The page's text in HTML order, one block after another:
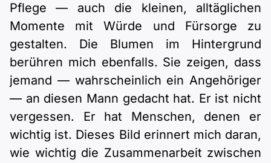
Pflege — auch die kleinen, alltäglichen
Momente mit Würde und Fürsorge zu
gestalten. Die Blumen im Hintergrund
berühren mich ebenfalls. Sie zeigen, dass
jemand — wahrscheinlich ein Angehöriger
— an diesen Mann gedacht hat. Er ist nicht
vergessen. Er hat Menschen, denen er
wichtig ist. Dieses Bild erinnert mich daran,
wie wichtig die Zusammenarbeit zwischen